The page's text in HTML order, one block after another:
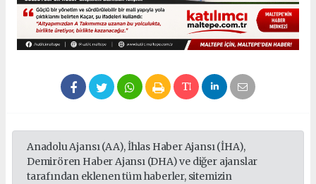
Anadolu Ajansı (AA), İhlas Haber Ajansı (İHA),
Demirören Haber Ajansı (DHA) ve diğer ajanslar
tarafından eklenen tüm haberler, sitemizin